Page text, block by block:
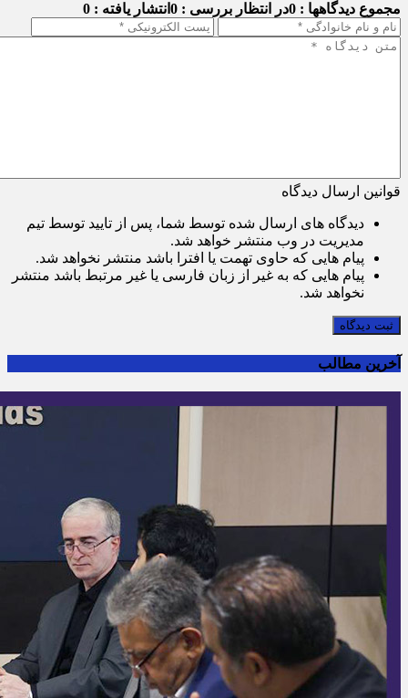
مجموع دیدگاهها : 0 در انتظار بررسی : 0 انتشار یافته : 0
قوانین ارسال دیدگاه
دیدگاه های ارسال شده توسط شما، پس از تایید توسط تیم
مدیریت در وب منتشر خواهد شد.
پیام هایی که حاوی تهمت یا افترا باشد منتشر نخواهد شد.
پیام هایی که به غیر از زبان فارسی یا غیر مرتبط باشد منتشر
نخواهد شد.
ثبت دیدگاه
آخرین مطالب